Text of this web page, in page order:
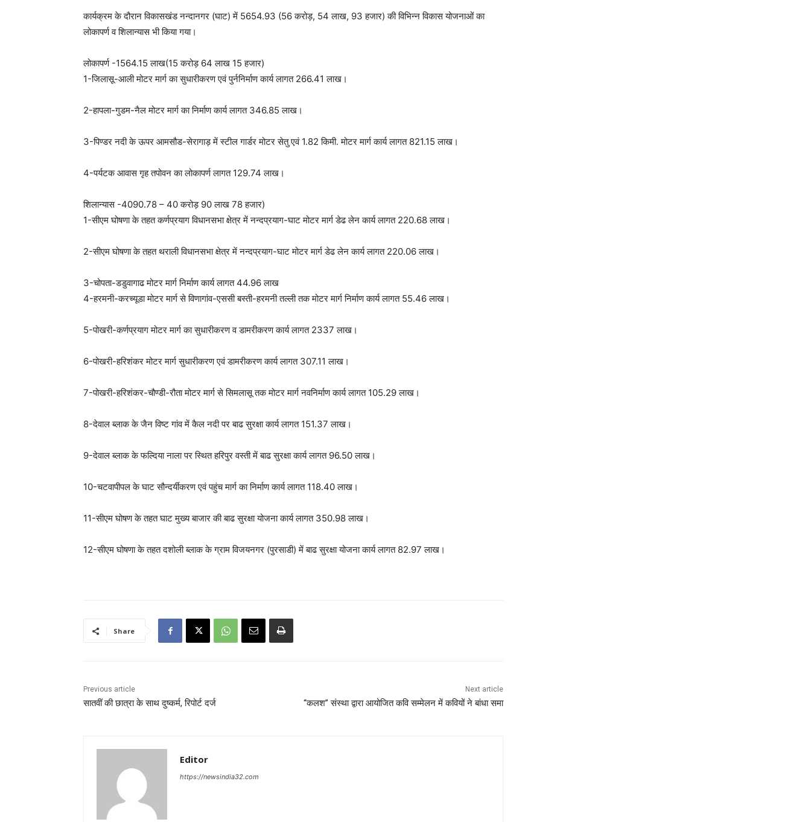
कार्यक्रम के दौरान विकासखंड नन्दानगर (घाट) में 5654.93 (56 करोड़, 54 लाख, 93 हजार) की विभिन्न विकास योजनाओं का
लोकापर्ण व शिलान्यास भी किया गया।
लोकापर्ण -1564.15 लाख(15 करोड़ 64 लाख 15 हजार)
1-जिलासू-आली मोटर मार्ग का सुधारीकरण एवं पुर्ननिर्माण कार्य लागत 266.41 लाख।
2-हापला-गुडम-नैल मोटर मार्ग का निर्माण कार्य लागत 346.85 लाख।
3-पिण्डर नदी के ऊपर आमसौड-सेरागाड़ में स्टील गार्डर मोटर सेतु एवं 1.82 किमी. मोटर मार्ग कार्य लागत 821.15 लाख।
4-पर्यटक आवास गृह तपोवन का लोकापर्ण लागत 129.74 लाख।
शिलान्यास -4090.78 – 40 करोड़ 90 लाख 78 हजार)
1-सीएम घोषणा के तहत कर्णप्रयाग विधानसभा क्षेत्र में नन्दप्रयाग-घाट मोटर मार्ग डेढ लेन कार्य लागत 220.68 लाख।
2-सीएम घोषणा के तहत थराली विधानसभा क्षेत्र में नन्दप्रयाग-घाट मोटर मार्ग डेढ लेन कार्य लागत 220.06 लाख।
3-चोपता-डडुवागाढ मोटर मार्ग निर्माण कार्य लागत 44.96 लाख
4-हरमनी-करच्यूडा मोटर मार्ग से विणागांव-एससी बस्ती-हरमनी तल्ली तक मोटर मार्ग निर्माण कार्य लागत 55.46 लाख।
5-पोखरी-कर्णप्रयाग मोटर मार्ग का सुधारीकरण व डामरीकरण कार्य लागत 2337 लाख।
6-पोखरी-हरिशंकर मोटर मार्ग सुधारीकरण एवं डामरीकरण कार्य लागत 307.11 लाख।
7-पोखरी-हरिशंकर-चौण्डी-रौता मोटर मार्ग से सिमलासू तक मोटर मार्ग नवनिर्माण कार्य लागत 105.29 लाख।
8-देवाल ब्लाक के जैन विष्ट गांव में कैल नदी पर बाढ सुरक्षा कार्य लागत 151.37 लाख।
9-देवाल ब्लाक के फल्दिया नाला पर स्थित हरिपुर वस्ती में बाढ सुरक्षा कार्य लागत 96.50 लाख।
10-चटवापीपल के घाट सौन्दर्यीकरण एवं पहुंच मार्ग का निर्माण कार्य लागत 118.40 लाख।
11-सीएम घोषण के तहत घाट मुख्य बाजार की बाढ सुरक्षा योजना कार्य लागत 350.98 लाख।
12-सीएम घोषणा के तहत दशोली ब्लाक के ग्राम विजयनगर (पुरसाडी) में बाढ सुरक्षा योजना कार्य लागत 82.97 लाख।
Share
Previous article
सातवीं की छात्रा के साथ दुष्कर्म, रिपोर्ट दर्ज
Next article
“कलश” संस्था द्वारा आयोजित कवि सम्मेलन में कवियों ने बांधा समा
Editor
https://newsindia32.com